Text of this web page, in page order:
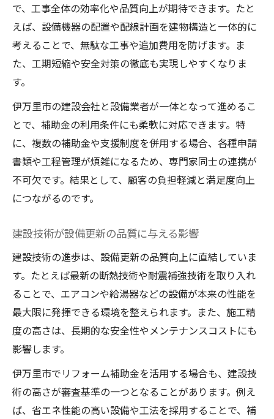
で、工事全体の効率化や品質向上が期待できます。たと
えば、設備機器の配置や配線計画を建物構造と一体的に
考えることで、無駄な工事や追加費用を防げます。ま
た、工期短縮や安全対策の徹底も実現しやすくなりま
す。
伊万里市の建設会社と設備業者が一体となって進めるこ
とで、補助金の利用条件にも柔軟に対応できます。特
に、複数の補助金や支援制度を併用する場合、各種申請
書類や工程管理が煩雑になるため、専門家同士の連携が
不可欠です。結果として、顧客の負担軽減と満足度向上
につながるのです。
建設技術が設備更新の品質に与える影響
建設技術の進歩は、設備更新の品質向上に直結していま
す。たとえば最新の断熱技術や耐震補強技術を取り入れ
ることで、エアコンや給湯器などの設備が本来の性能を
最大限に発揮できる環境を整えられます。また、施工精
度の高さは、長期的な安全性やメンテナンスコストにも
影響します。
伊万里市でリフォーム補助金を活用する場合も、建設技
術の高さが審査基準の一つとなることがあります。例え
ば、省エネ性能の高い設備や工法を採用することで、補